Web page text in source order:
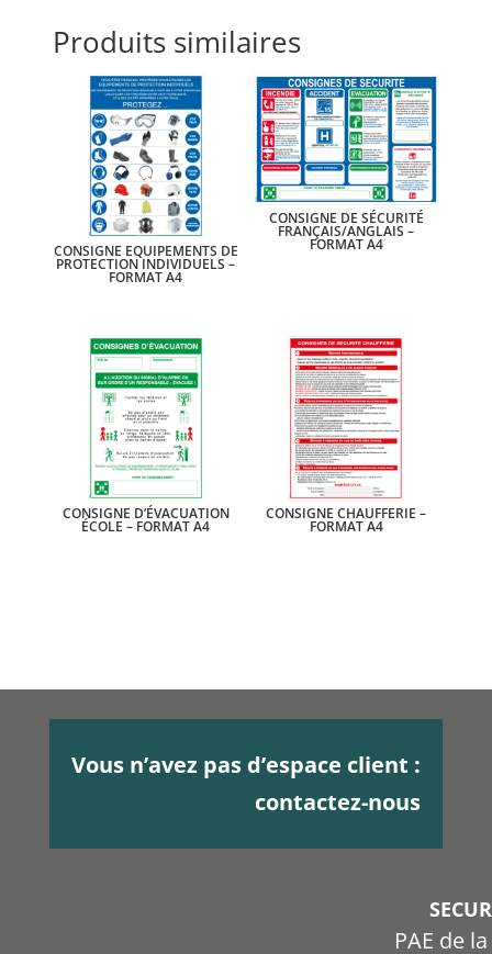
Produits similaires
CONSIGNE EQUIPEMENTS DE
PROTECTION INDIVIDUELS –
FORMAT A4
CONSIGNE DE SÉCURITÉ
FRANÇAIS/ANGLAIS –
FORMAT A4
CONSIGNE D’ÉVACUATION
ÉCOLE – FORMAT A4
CONSIGNE CHAUFFERIE –
FORMAT A4
Vous n’avez pas d’espace client :
contactez-nous
PAE de